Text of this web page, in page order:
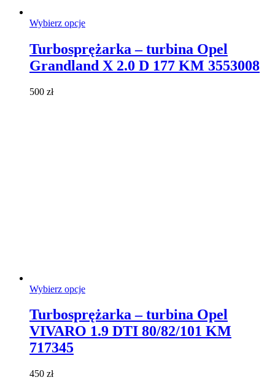
Wybierz opcjeTen
wiele
wariantów.
Turbosprężarka – turbina Opel
Grandland X 2.0 D 177 KM 3553008
500 zł
Wybierz opcjeTen
ma
wiele
wariantów.
Turbosprężarka – turbina Opel
VIVARO 1.9 DTI 80/82/101 KM
717345
450 zł